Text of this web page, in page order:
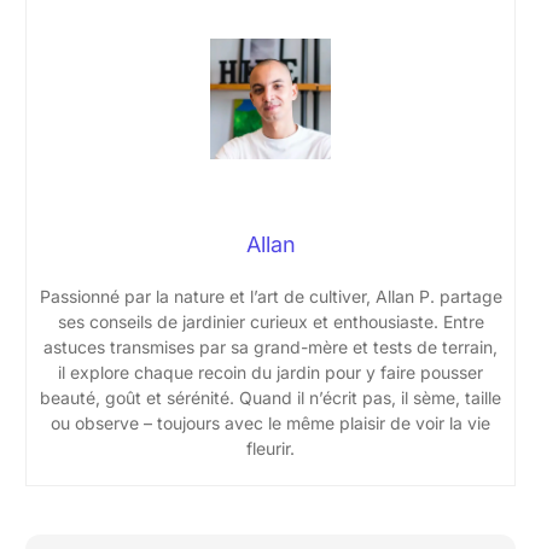
Allan
Passionné par la nature et l’art de cultiver, Allan P. partage
ses conseils de jardinier curieux et enthousiaste. Entre
astuces transmises par sa grand-mère et tests de terrain,
il explore chaque recoin du jardin pour y faire pousser
beauté, goût et sérénité. Quand il n’écrit pas, il sème, taille
ou observe – toujours avec le même plaisir de voir la vie
fleurir.